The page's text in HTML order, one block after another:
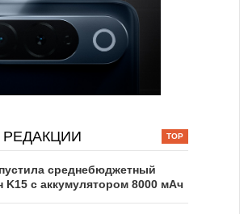
среднебюджетный
K15 с аккумулятором 8000 мАч